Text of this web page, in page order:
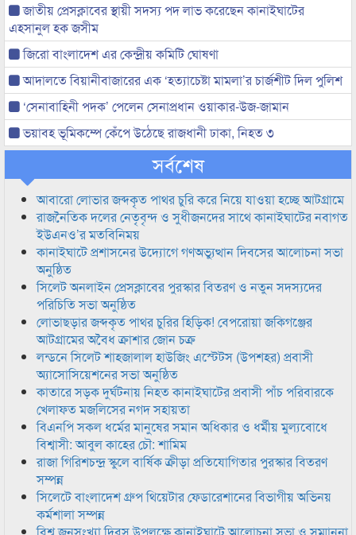
জাতীয় প্রেসক্লাবের স্থায়ী সদস্য পদ লাভ করেছেন কানাইঘাটের
এহসানুল হক জসীম
জিরো বাংলাদেশ এর কেন্দ্রীয় কমিটি ঘোষণা
আদালতে বিয়ানীবাজারের এক ‘হত্যাচেষ্টা মামলা’র চার্জশীট দিল পুলিশ
‘সেনাবাহিনী পদক’ পেলেন সেনাপ্রধান ওয়াকার-উজ-জামান
ভয়াবহ ভূমিকম্পে কেঁপে উঠেছে রাজধানী ঢাকা, নিহত ৩
সর্বশেষ
আবারো লোভার জব্দকৃত পাথর চুরি করে নিয়ে যাওয়া হচ্ছে আটগ্রামে
রাজনৈতিক দলের নেতৃবৃন্দ ও সুধীজনদের সাথে কানাইঘাটের নবাগত
ইউএনও’র মতবিনিময়
কানাইঘাটে প্রশাসনের উদ্যোগে গণঅভ্যুত্থান দিবসের আলোচনা সভা
অনুষ্ঠিত
সিলেট অনলাইন প্রেসক্লাবের পুরস্কার বিতরণ ও নতুন সদস্যদের
পরিচিতি সভা অনুষ্ঠিত
লোভাছড়ার জব্দকৃত পাথর চুরির হিড়িক! বেপরোয়া জকিগঞ্জের
আটগ্রামের অবৈধ ক্রাশার জোন চক্র
লন্ডনে সিলেট শাহজালাল হাউজিং এস্টেটস (উপশহর) প্রবাসী
অ্যাসোসিয়েশনের সভা অনুষ্ঠিত
কাতারে সড়ক দুর্ঘটনায় নিহত কানাইঘাটের প্রবাসী পাঁচ পরিবারকে
খেলাফত মজলিসের নগদ সহায়তা
বিএনপি সকল ধর্মের মানুষের সমান অধিকার ও ধর্মীয় মুল্যবোধে
বিশ্বাসী: আবুল কাহের চৌ: শামিম
রাজা গিরিশচন্দ্র স্কুলে বার্ষিক ক্রীড়া প্রতিযোগিতার পুরস্কার বিতরণ
সম্পন্ন
সিলেটে বাংলাদেশ গ্রুপ থিয়েটার ফেডারেশানের বিভাগীয় অভিনয়
কর্মশালা সম্পন্ন